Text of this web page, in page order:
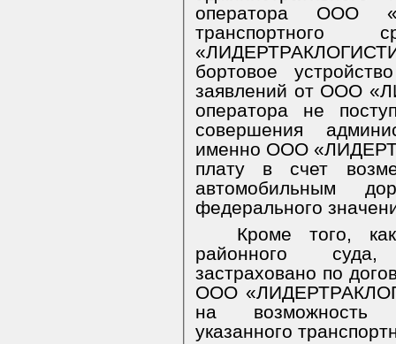
оператора ООО
бортовое
заявлений от ООО
оператора не
совершения
именно ООО
плату в счет
автомобильным
федерального
Кроме того,
районного суда,
застраховано по
ООО
на возможность
указанного